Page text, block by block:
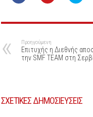
Προηγούμενη
Επιτυχής η Διεθνής
την SMF TEAM στη
ΣΧΕΤΙΚΕΣ ΔΗΜΟΣΙΕΥΣΕΙΣ